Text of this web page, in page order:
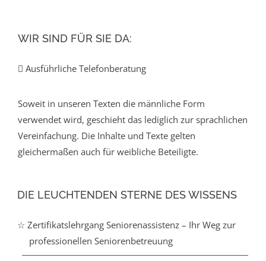
WIR SIND FÜR SIE DA:
Ausführliche Telefonberatung
Soweit in unseren Texten die männliche Form
verwendet wird, geschieht das lediglich zur sprachlichen
Vereinfachung. Die Inhalte und Texte gelten
gleichermaßen auch für weibliche Beteiligte.
DIE LEUCHTENDEN STERNE DES WISSENS
☆ Zertifikatslehrgang Seniorenassistenz – Ihr Weg zur
professionellen Seniorenbetreuung